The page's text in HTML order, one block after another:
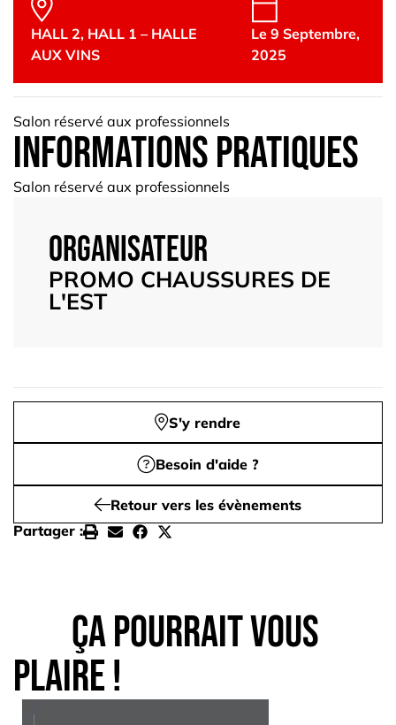
S'y rendre
Besoin d'aide ?
Retour vers les évènements
Partager :
HALL 2, HALL 1 – HALLE
AUX VINS
Le 9 Septembre,
2025
Salon réservé aux professionnels
informations pratiques
Salon réservé aux professionnels
Organisateur
PROMO CHAUSSURES DE
L'EST
Ça pourrait vous
plaire !